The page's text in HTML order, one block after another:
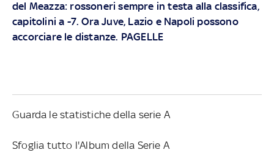
del Meazza: rossoneri sempre in testa alla classifica,
capitolini a -7. Ora Juve, Lazio e Napoli possono
accorciare le distanze. PAGELLE
Guarda le statistiche della serie A
Sfoglia tutto l'Album della Serie A